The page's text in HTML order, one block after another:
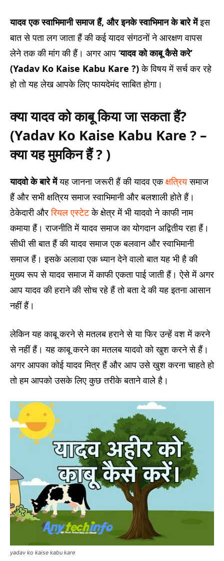
यादव एक स्वाभिमानी समाज हैं, और इनके स्वाभिमान के बारे मेंइस
बात से पता लग जाता हैं की कई यादव संगठनों ने आरक्षण वापस
लेने तक की मांग की हैं। अगर आप ‘यादव को काबू कैसे करे’
(Yadav Ko Kaise Kabu Kare ?)के विषय में सर्च कर रहे
हो तो यह लेख आपके लिए फायदेमंद साबित होगा।
क्या यादव को काबू किया जा सकता हैं?
(Yadav Ko Kaise Kabu Kare ? –
क्या यह मुमकिन हैं ? )
यादवो के बारे मेंयह जानना जरूरी हैं की यादव एकक्षत्रियसमाज
हैं और सभी क्षत्रिय समाज स्वाभिमानी और बलशाली होते हैं।
ठेकेदारी औररियल एस्टेटके क्षेत्र में भी यादवो ने काफी नाम
कमाया हैं। राजनीति में यादव समाज का योगदान अद्वितीय रहा हैं।
सीधी सी बात हैं की यादव समाज एक बलवान और स्वाभिमानी
समाज हैं। इसके अलावा एक ध्यान देने वालो बात यह भी है की
मुख्य रूप से यादव समाज में काफी एकता पाई जाती हैं। ऐसे में अगर
आप यादव की हराने की सोच रहे हैं तो बता दे की यह इतना आसान
नहीं हैं।
लेकिन यह काबू करने से मतलब हराने से या फिर उन्हें वश में करने
से नहीं हैं। यह काबू करने का मतलब यादवो को खुश करने से हैं।
अगर आपका कोई यादव मित्र हैं और आप उसे खुश करना चाहते हो
तो हम आपको उसके लिए कुछ तरीके बताने वाले है।
yadav ko kaise kabu kare